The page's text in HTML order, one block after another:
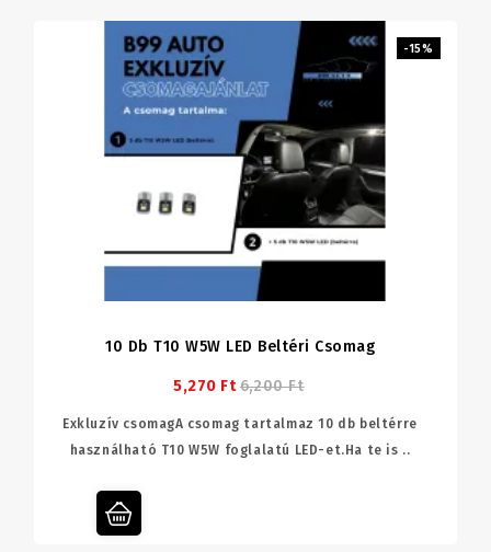
-15%
10 Db T10 W5W LED Beltéri Csomag
5,270 Ft 6,200 Ft
Exkluzív csomagA csomag tartalmaz 10 db beltérre
használható T10 W5W foglalatú LED-et.Ha te is ..